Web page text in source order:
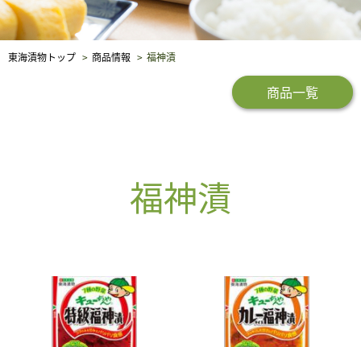
東海漬物トップ 商品情報 福神漬
商品一覧
福神漬